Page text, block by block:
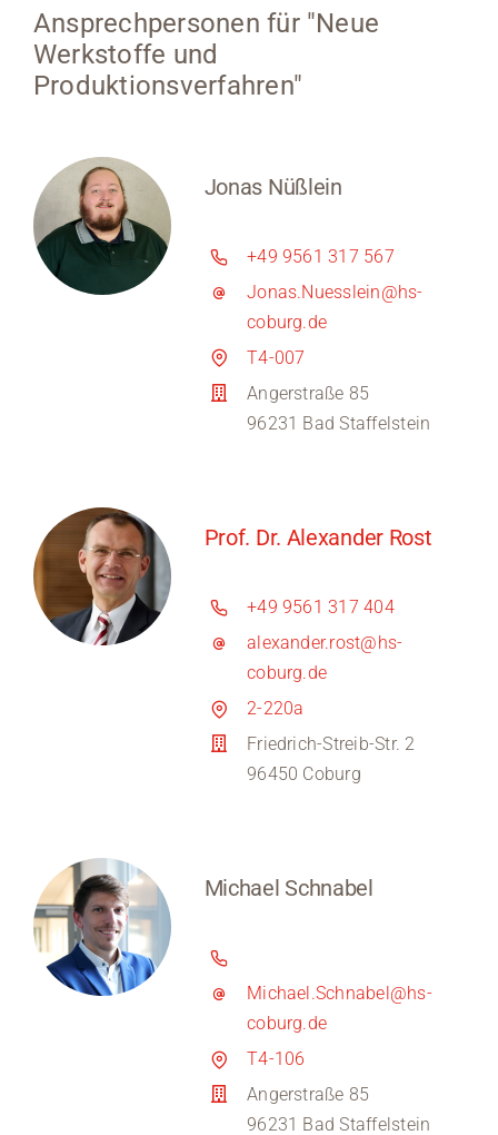
Ansprechpersonen für "Neue
Werkstoffe und
Produktionsverfahren"
Jonas Nüßlein
+49 9561 317 567
Jonas.Nuesslein@hs-
coburg.de
T4-007
Angerstraße 85
96231 Bad Staffelstein
Prof. Dr. Alexander Rost
+49 9561 317 404
alexander.rost@hs-
coburg.de
2-220a
Friedrich-Streib-Str. 2
96450 Coburg
Michael Schnabel
Michael.Schnabel@hs-
coburg.de
T4-106
Angerstraße 85
96231 Bad Staffelstein